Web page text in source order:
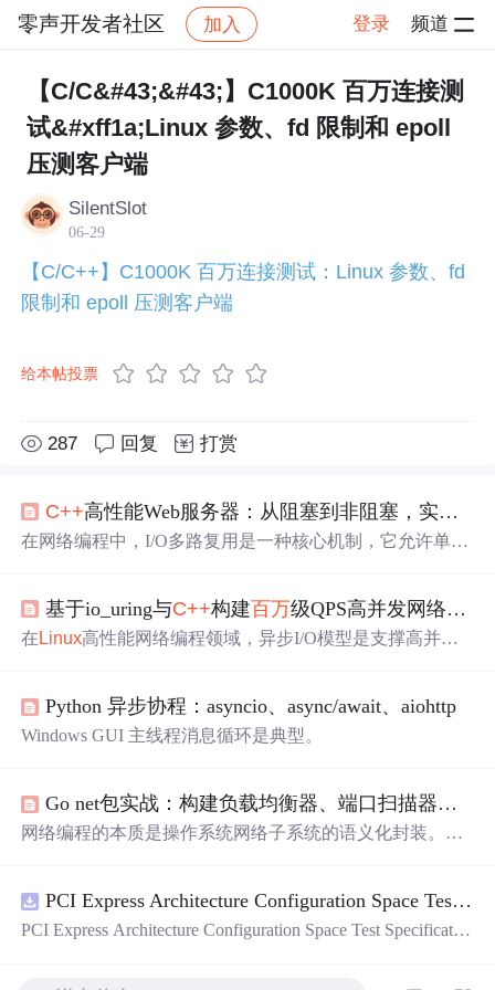
零声开发者社区 加入 登录 频道
社区 零声开发者社区 技术原创合集 帖子详情
【C/C&#43;&#43;】C1000K 百万连接测
试&#xff1a;Linux 参数、fd 限制和 epoll
压测客户端
SilentSlot
06-29
【C/C++】C1000K 百万连接测试：Linux 参数、fd
限制和 epoll 压测客户端
给本帖投票
287 回复 打赏
C++高性能Web服务器：从阻塞到非阻塞，实现5.8万QPS的飞跃
在网络编程中，I/O多路复用是一种核心机制，它允许单个
知接口，如 Linux的epoll或FreeBSD/macOS的kqueue，当某
个连接的数据就绪时，内核会主动通知应用程序，避免了
展网络服务的基础。在 C++后端开发中，尤其是在高并发
Web服务器、实时通信系统等场景下，采用非阻塞I/O与事
基于io_uring与C++构建百万级QPS高并发网络引擎实战
在 Linux高性能网络编程领域，异步I/O模型是支撑高并发
传统方案如epoll虽广泛应用，但在追求极致性能时，其频
繁的系统调用和内存拷贝开销成为瓶颈。io_uring作为
低，技术价值在于为百万级QPS场景提供了新的底层支
撑。这一特性使其特别适用于网关、代理、实时通信等对
延迟和吞吐量要求苛刻的应用场
Python 异步协程：asyncio、async/await、aiohttp
Windows GUI 主线程消息循环是典型。
Go net包实战：构建负载均衡器、端口扫描器与DHCP服务器
网络编程的本质是操作系统网络子系统的语义化封装。Go
er、PacketConn 三大核心接口。其设计价值在于将连接管
理、超时控制、上下文取消、跨平台 I/O 复用等共性逻辑
PCI Express Architecture Configuration Space Test Specification Revision 5.0, Version 1.0 (CB).pdf
PCI Express Architecture Configuration Space Test Specificatio